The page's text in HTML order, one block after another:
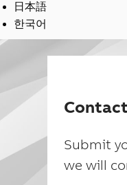
日本語
한국어
Submit
we will